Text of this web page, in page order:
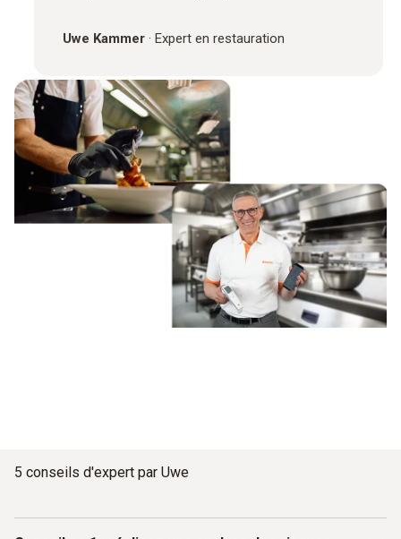
Uwe Kammer · Expert en restauration
5 conseils d'expert par Uwe